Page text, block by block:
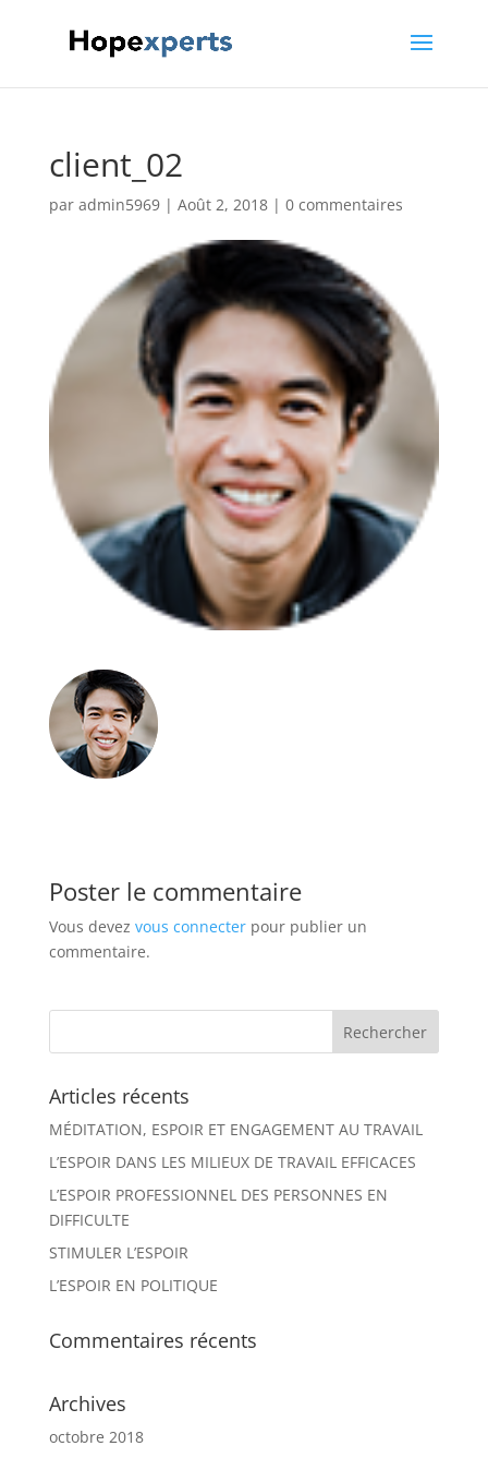
client_02
par admin5969| Août 2, 2018| 0 commentaires
Poster le commentaire
Vous devez vous connecterpour publier un
commentaire.
Articles récents
MÉDITATION, ESPOIR ET ENGAGEMENT AU TRAVAIL
L’ESPOIR DANS LES MILIEUX DE TRAVAIL EFFICACES
L’ESPOIR PROFESSIONNEL DES PERSONNES EN
DIFFICULTE
STIMULER L’ESPOIR
L’ESPOIR EN POLITIQUE
Commentaires récents
Archives
octobre 2018